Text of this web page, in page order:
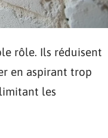
rôle. Ils réduisent
en aspirant trop
les